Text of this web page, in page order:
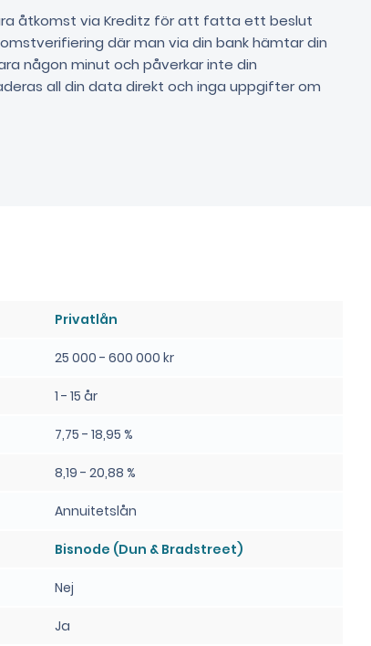
åtkomst via Kreditz för att fatta ett beslut
där man via din bank hämtar din
någon minut och påverkar inte din
all din data direkt och inga uppgifter om
Privatlån
25 000 - 600 000 kr
1 - 15 år
7,75 - 18,95 %
8,19 - 20,88 %
Annuitetslån
Bisnode (Dun & Bradstreet)
Nej
Ja